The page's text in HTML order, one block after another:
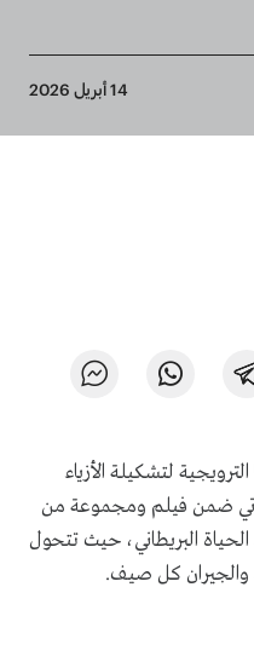
14 أبريل 2026
لتشكيلة الأزياء
2026، والتي تأتي ضمن فيلم ومجموعة من
البريطاني، حيث تتحول
والجيران كل صيف.